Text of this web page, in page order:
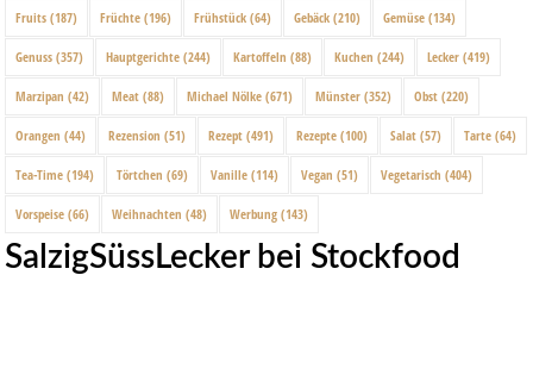
Fruits (187) Früchte (196) Frühstück (64) Gebäck (210) Gemüse (134)
Genuss (357) Hauptgerichte (244) Kartoffeln (88) Kuchen (244) Lecker (419)
Marzipan (42) Meat (88) Michael Nölke (671) Münster (352) Obst (220)
Orangen (44) Rezension (51) Rezept (491) Rezepte (100) Salat (57) Tarte (64)
Tea-Time (194) Törtchen (69) Vanille (114) Vegan (51) Vegetarisch (404)
Vorspeise (66) Weihnachten (48) Werbung (143)
SalzigSüssLecker bei Stockfood